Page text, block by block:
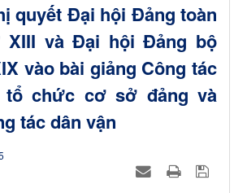
quyết Đại hội Đảng toàn
XIII và Đại hội Đảng bộ
vào bài giảng Công tác
tổ chức cơ sở đảng và
tác dân vận